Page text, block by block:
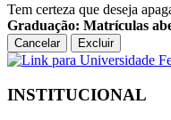
Tem certeza que deseja
Graduação: Matrículas
Cancelar Excluir
INSTITUCIONAL